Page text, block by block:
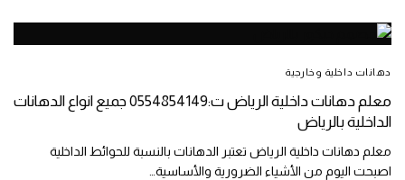
دهانات داخلية وخارجية
معلم دهانات داخلية الرياض ت:0554854149 جميع انواع الدهانات
الداخلية بالرياض
معلم دهانات داخلية الرياض تعتبر الدهانات بالنسبة للحوائط الداخلية
اصبحت اليوم من الأشياء الضرورية والأساسية…